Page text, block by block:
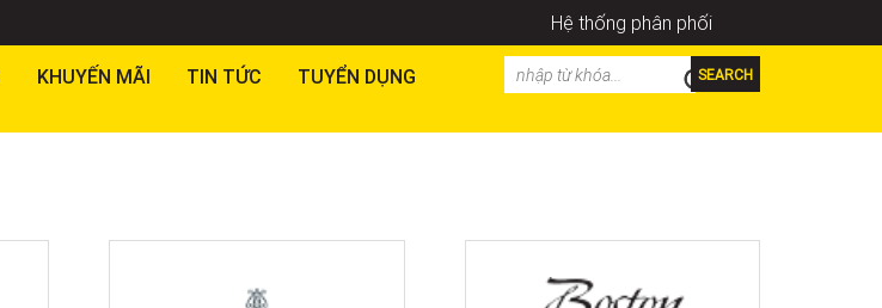
Hệ thống phân phối
KHUYẾN MÃI TIN TỨC TUYỂN DỤNG SEARCH